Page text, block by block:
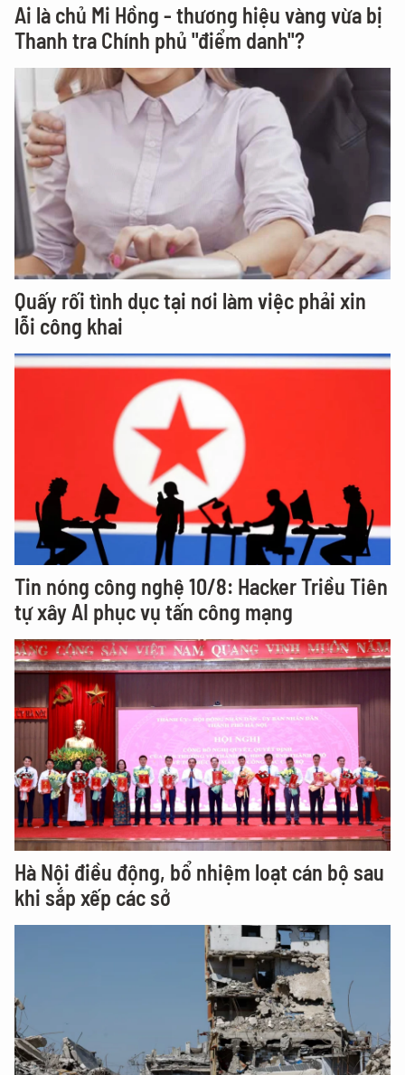
Ai là chủ Mi Hồng - thương hiệu vàng vừa bị
Thanh tra Chính phủ "điểm danh"?
Quấy rối tình dục tại nơi làm việc phải xin
lỗi công khai
Tin nóng công nghệ 10/8: Hacker Triều Tiên
tự xây AI phục vụ tấn công mạng
Hà Nội điều động, bổ nhiệm loạt cán bộ sau
khi sắp xếp các sở